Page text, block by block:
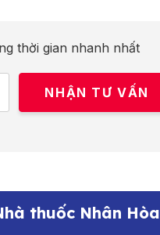
thời gian nhanh nhất
thuốc Nhân Hòa